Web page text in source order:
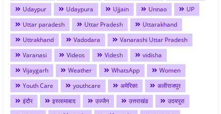
Udaypur
Udaypura Ujjain Unnao
UP
Uttar paradesh
Uttar Pradesh
Uttarakhand
Uttrakhand
Vadodara
Vanarashi Uttar Pradesh
Varanasi
Videos Videsh
vidisha
Vijaygarh
Weather WhatsApp
Women
Youth Care
youthcare अमेरिका
अलीराजपुर
इंदौर
इस्लामाबाद उज्जैन उत्तराखंड
उदयपुरा